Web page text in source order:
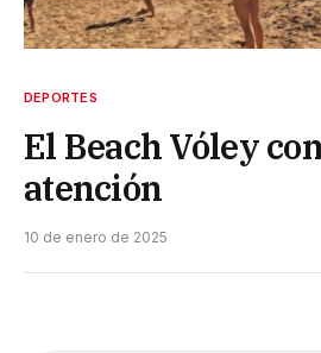
DEPORTES
El Beach Vóley
atención
10 de enero de 2025